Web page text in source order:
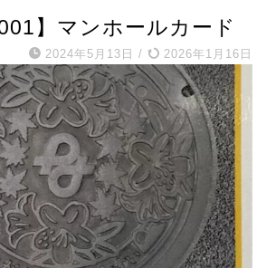
】マンホールカード
2024年5月13日 / 2026年1月16日